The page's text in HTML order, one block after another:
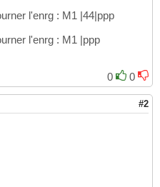
l'enrg : M1 |44|ppp
l'enrg : M1 |ppp
0
0
#2